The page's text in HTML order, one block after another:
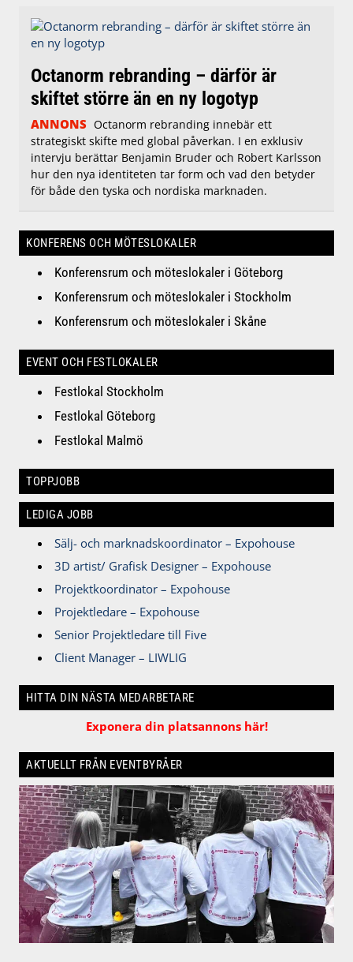
Octanorm rebranding – därför är
skiftet större än en ny logotyp
ANNONS Octanorm rebranding innebär ett
strategiskt skifte med global påverkan. I en exklusiv
intervju berättar Benjamin Bruder och Robert Karlsson
hur den nya identiteten tar form och vad den betyder
för både den tyska och nordiska marknaden.
KONFERENS OCH MÖTESLOKALER
Konferensrum och möteslokaler i Göteborg
Konferensrum och möteslokaler i Stockholm
Konferensrum och möteslokaler i Skåne
EVENT OCH FESTLOKALER
Festlokal Stockholm
Festlokal Göteborg
Festlokal Malmö
TOPPJOBB
LEDIGA JOBB
Sälj- och marknadskoordinator – Expohouse
3D artist/ Grafisk Designer – Expohouse
Projektkoordinator – Expohouse
Projektledare – Expohouse
Senior Projektledare till Five
Client Manager – LIWLIG
HITTA DIN NÄSTA MEDARBETARE
Exponera din platsannons här!
AKTUELLT FRÅN EVENTBYRÅER